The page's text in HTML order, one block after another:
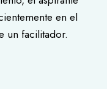
en el
un facilitador.